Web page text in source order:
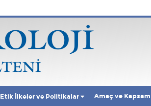
Etik İlkeler ve Politikalar Amaç ve Kapsam